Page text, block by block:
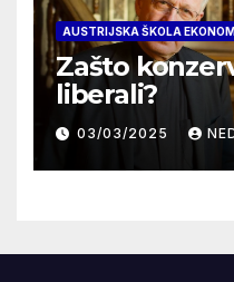
AUSTRIJSKA ŠKOLA
Zašto
liberali?
03/03/2025